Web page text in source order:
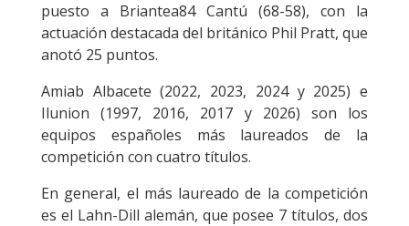
puesto a Briantea84 Cantú (68-58), con la
actuación destacada del británico Phil Pratt, que
anotó 25 puntos.
Amiab Albacete (2022, 2023, 2024 y 2025) e
Ilunion (1997, 2016, 2017 y 2026) son los
equipos españoles más laureados de la
competición con cuatro títulos.
En general, el más laureado de la competición
es el Lahn-Dill alemán, que posee 7 títulos, dos